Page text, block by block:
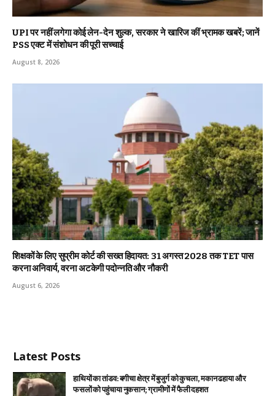
UPI पर नहीं लगेगा कोई लेन-देन शुल्क, सरकार ने खारिज कीं भ्रामक खबरें; जानें
PSS एक्ट में संशोधन की पूरी सच्चाई
August 8, 2026
शिक्षकों के लिए सुप्रीम कोर्ट की सख्त हिदायत: 31 अगस्त 2028 तक TET पास
करना अनिवार्य, वरना अटकेगी पदोन्नति और नौकरी
August 6, 2026
Latest Posts
हाथियों का तांडव: बगीचा क्षेत्र में बुजुर्ग को कुचला, मकान ढहाया और
फसलों को पहुंचाया नुकसान; ग्रामीणों में फैली दहशत